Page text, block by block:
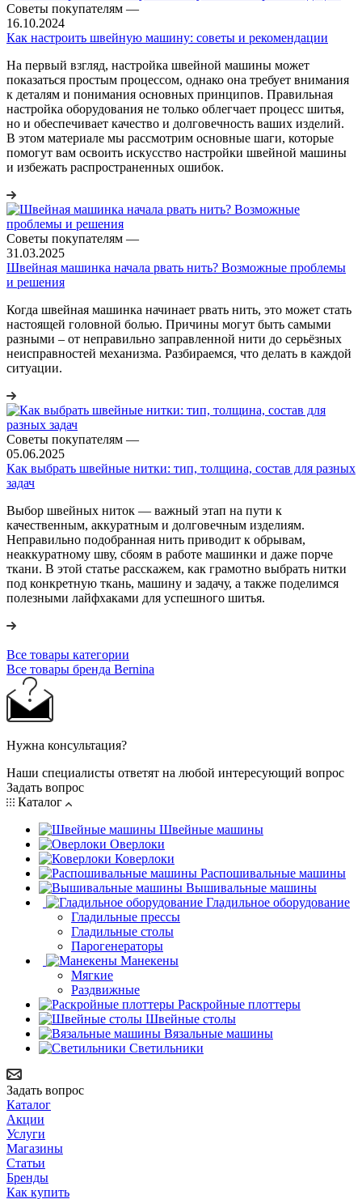
Советы покупателям —
16.10.2024
Как настроить швейную машину: советы и рекомендации
На первый взгляд, настройка швейной машины может
показаться простым процессом, однако она требует внимания
к деталям и понимания основных принципов. Правильная
настройка оборудования не только облегчает процесс шитья,
но и обеспечивает качество и долговечность ваших изделий.
В этом материале мы рассмотрим основные шаги, которые
помогут вам освоить искусство настройки швейной машины
и избежать распространенных ошибок.
Советы покупателям —
31.03.2025
Швейная машинка начала рвать нить? Возможные проблемы
и решения
Когда швейная машинка начинает рвать нить, это может стать
настоящей головной болью. Причины могут быть самыми
разными – от неправильно заправленной нити до серьёзных
неисправностей механизма. Разбираемся, что делать в каждой
ситуации.
Советы покупателям —
05.06.2025
Как выбрать швейные нитки: тип, толщина, состав для разных
задач
Выбор швейных ниток — важный этап на пути к
качественным, аккуратным и долговечным изделиям.
Неправильно подобранная нить приводит к обрывам,
неаккуратному шву, сбоям в работе машинки и даже порче
ткани. В этой статье расскажем, как грамотно выбрать нитки
под конкретную ткань, машину и задачу, а также поделимся
полезными лайфхаками для успешного шитья.
Все товары категории
Все товары бренда Bernina
Нужна консультация?
Наши специалисты ответят на любой интересующий вопрос
Задать вопрос
Каталог
Швейные машины
Оверлоки
Коверлоки
Распошивальные машины
Вышивальные машины
Гладильное оборудование
Гладильные прессы
Гладильные столы
Парогенераторы
Манекены
Мягкие
Раздвижные
Раскройные плоттеры
Швейные столы
Вязальные машины
Светильники
Задать вопрос
Каталог
Акции
Услуги
Магазины
Статьи
Бренды
Как купить